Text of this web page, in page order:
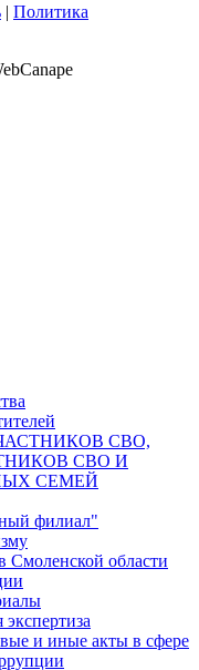
| Политика
СВО,
СВО И
СЕМЕЙ
филиал"
области
и иные акты в сфере